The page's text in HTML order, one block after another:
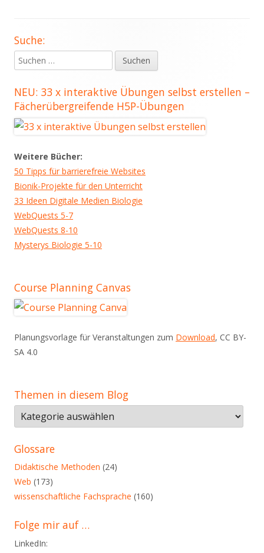
Haupt-
Seitenleiste
Suche:
Suchen
nach:
NEU: 33 x interaktive Übungen selbst erstellen –
Fächerübergreifende H5P-Übungen
Weitere Bücher:
50 Tipps für barrierefreie Websites
Bionik-Projekte für den Unterricht
33 Ideen Digitale Medien Biologie
WebQuests 5-7
WebQuests 8-10
Mysterys Biologie 5-10
Course Planning Canvas
Planungsvorlage für Veranstaltungen zum Download, CC BY-
SA 4.0
Themen in diesem Blog
Themen
in
diesem
Blog
Glossare
Didaktische Methoden (24)
Web (173)
wissenschaftliche Fachsprache (160)
Folge mir auf …
LinkedIn: